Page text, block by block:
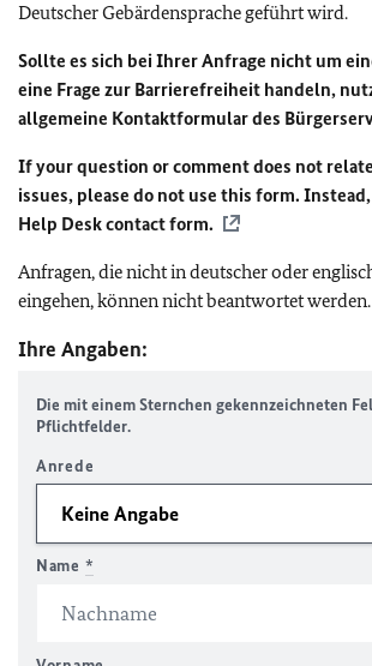
Deutscher Gebärdensprache geführt wird.
Sollte es sich bei Ihrer Anfrage nicht um
eine Frage zur Barrierefreiheit handeln,
allgemeine Kontaktformular des
If your question or comment does not
issues, please do not use this form.
Help Desk contact form.
Anfragen, die nicht in deutscher oder
eingehen, können nicht beantwortet werden.
Ihre Angaben:
Die mit einem Sternchen gekennzeichneten
Pflichtfelder.
Anrede
Name *